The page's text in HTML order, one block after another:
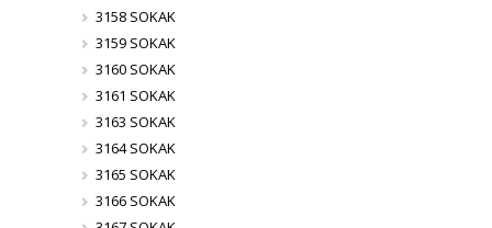
3158 SOKAK
3159 SOKAK
3160 SOKAK
3161 SOKAK
3163 SOKAK
3164 SOKAK
3165 SOKAK
3166 SOKAK